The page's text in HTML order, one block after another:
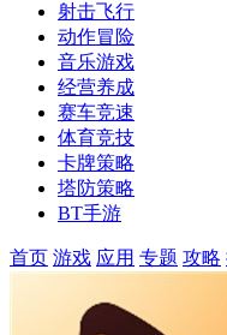
射击飞行
动作冒险
音乐游戏
经营养成
赛车竞速
体育竞技
卡牌策略
塔防策略
BT手游
首页 游戏 应用 专题 攻略